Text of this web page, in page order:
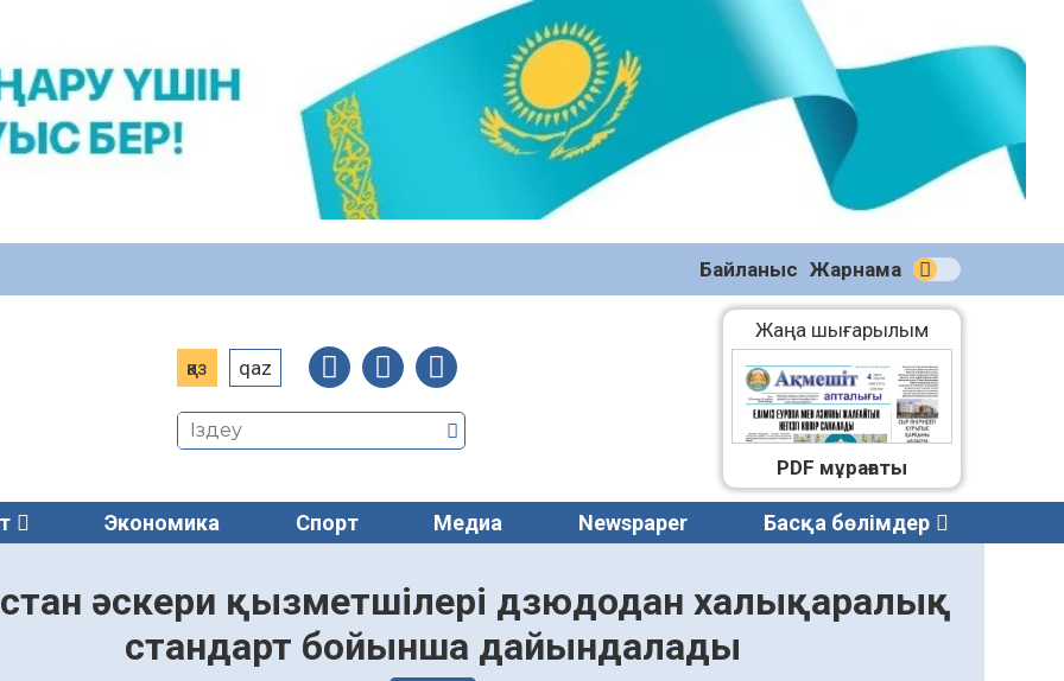
Байланыс Жарнама
қаз qaz
Жаңа шығарылым
(2270)
04.08.2026
PDF мұрағаты
Экономика Спорт Медиа Newspaper Басқа бөлімдер
әскери қызметшілері дзюдодан халықаралық
стандарт бойынша дайындалады